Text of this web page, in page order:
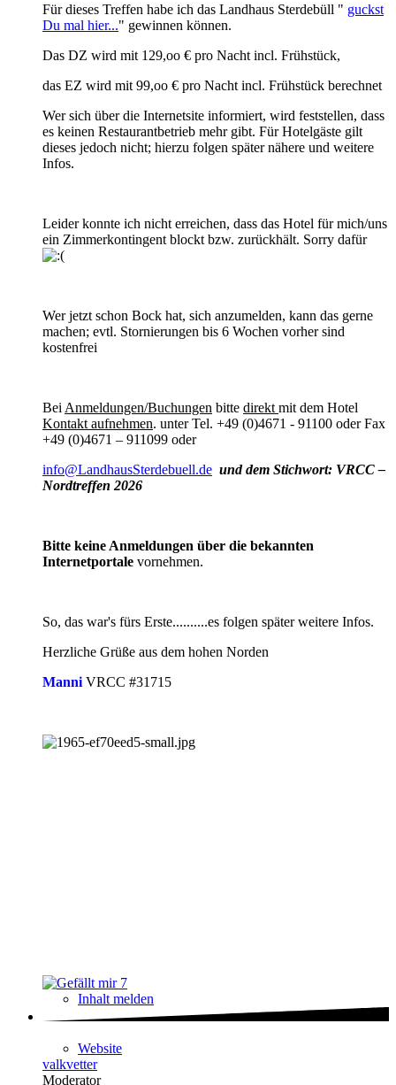
Für dieses Treffen habe ich das Landhaus Sterdebüll " guckst
Du mal hier..." gewinnen können.
Das DZ wird mit 129,oo € pro Nacht incl. Frühstück,
das EZ wird mit 99,oo € pro Nacht incl. Frühstück berechnet
Wer sich über die Internetsite informiert, wird feststellen, dass
es keinen Restaurantbetrieb mehr gibt. Für Hotelgäste gilt
dieses jedoch nicht; hierzu folgen später nähere und weitere
Infos.
Leider konnte ich nicht erreichen, dass das Hotel für mich/uns
ein Zimmerkontingent blockt bzw. zurückhält. Sorry dafür
Wer jetzt schon Bock hat, sich anzumelden, kann das gerne
machen; evtl. Stornierungen bis 6 Wochen vorher sind
kostenfrei
Bei Anmeldungen/Buchungen bitte direkt mit dem Hotel
Kontakt aufnehmen. unter Tel. +49 (0)4671 - 91100 oder Fax
+49 (0)4671 – 911099 oder
info@LandhausSterdebuell.de und dem Stichwort: VRCC –
Nordtreffen 2026
Bitte keine Anmeldungen über die bekannten
Internetportale vornehmen.
So, das war's fürs Erste..........es folgen später weitere Infos.
Herzliche Grüße aus dem hohen Norden
Manni VRCC #31715
7
Inhalt melden
Website
valkvetter
Moderator